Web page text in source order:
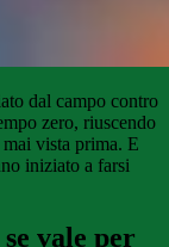
dal campo contro
zero, riuscendo
vista prima. E
iniziato a farsi
vale per